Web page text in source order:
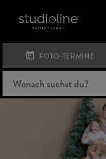
FOTO-TERMINE